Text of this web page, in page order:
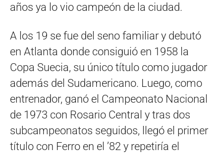
años ya lo vio campeón de la ciudad.
A los 19 se fue del seno familiar y debutó
en Atlanta donde consiguió en 1958 la
Copa Suecia, su único título como jugador
además del Sudamericano. Luego, como
entrenador, ganó el Campeonato Nacional
de 1973 con Rosario Central y tras dos
subcampeonatos seguidos, llegó el primer
título con Ferro en el ’82 y repetiría el